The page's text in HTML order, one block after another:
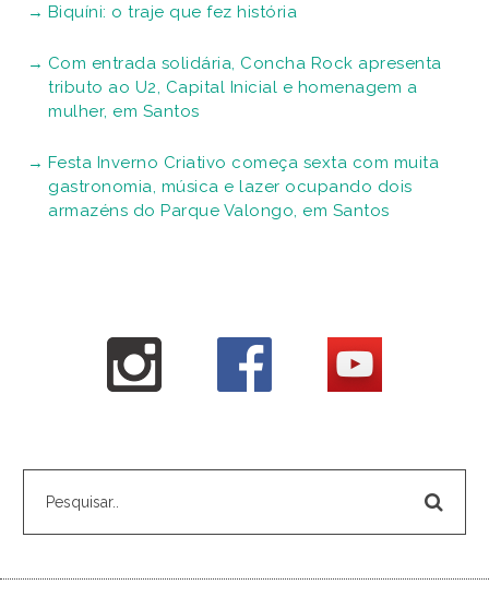
Biquíni: o traje que fez história
Com entrada solidária, Concha Rock apresenta
tributo ao U2, Capital Inicial e homenagem a
mulher, em Santos
Festa Inverno Criativo começa sexta com muita
gastronomia, música e lazer ocupando dois
armazéns do Parque Valongo, em Santos